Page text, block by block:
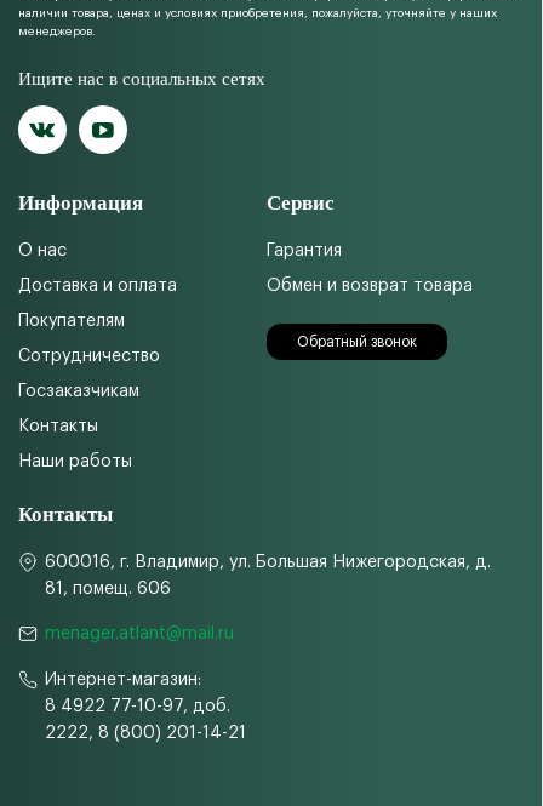
наличии товара, ценах и условиях приобретения, пожалуйста, уточняйте у наших
менеджеров.
Ищите нас в социальных сетях
Информация
О нас
Доставка и оплата
Покупателям
Сотрудничество
Госзаказчикам
Контакты
Наши работы
Сервис
Гарантия
Обмен и возврат товара
Обратный звонок
Контакты
600016, г. Владимир, ул. Большая Нижегородская, д.
81, помещ. 606
menager.atlant@mail.ru
Интернет-магазин:
8 4922 77-10-97, доб.
2222, 8 (800) 201-14-21